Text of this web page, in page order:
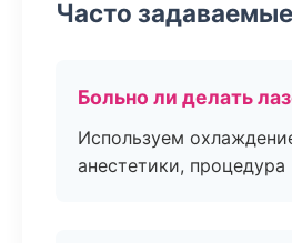
Часто
Больно ли делать
Используем
анестетики,